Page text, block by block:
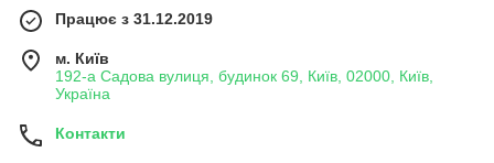
Працює з 31.12.2019
м. Київ
192-а Садова вулиця, будинок 69, Київ, 02000, Київ,
Україна
Контакти